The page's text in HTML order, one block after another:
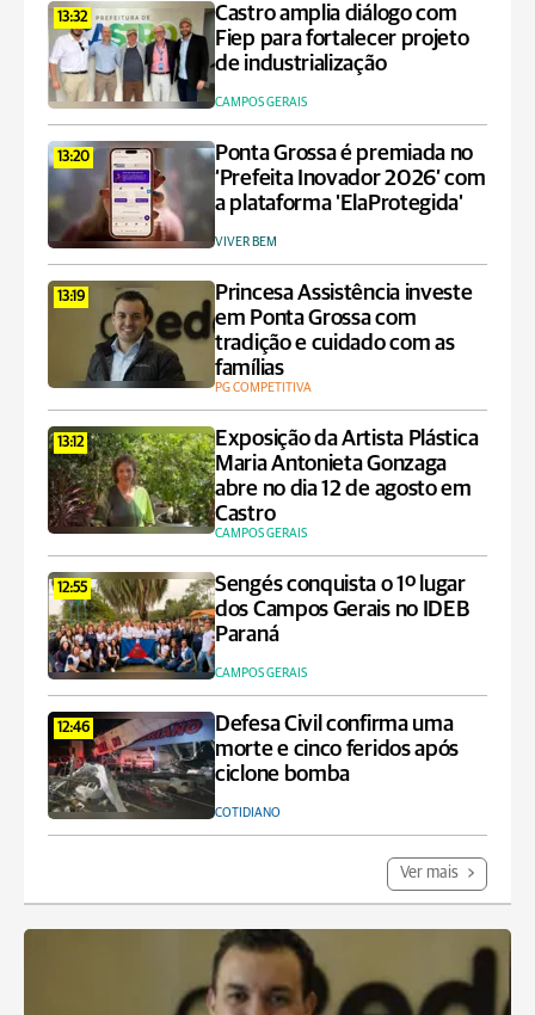
13:32
Castro amplia diálogo com
Fiep para fortalecer projeto
de industrialização
CAMPOS GERAIS
13:20
Ponta Grossa é premiada no
‘Prefeita Inovador 2026’ com
a plataforma 'ElaProtegida'
VIVER BEM
13:19
Princesa Assistência investe
em Ponta Grossa com
tradição e cuidado com as
famílias
PG COMPETITIVA
13:12
Exposição da Artista Plástica
Maria Antonieta Gonzaga
abre no dia 12 de agosto em
Castro
CAMPOS GERAIS
12:55
Sengés conquista o 1º lugar
dos Campos Gerais no IDEB
Paraná
CAMPOS GERAIS
12:46
Defesa Civil confirma uma
morte e cinco feridos após
ciclone bomba
COTIDIANO
Ver mais